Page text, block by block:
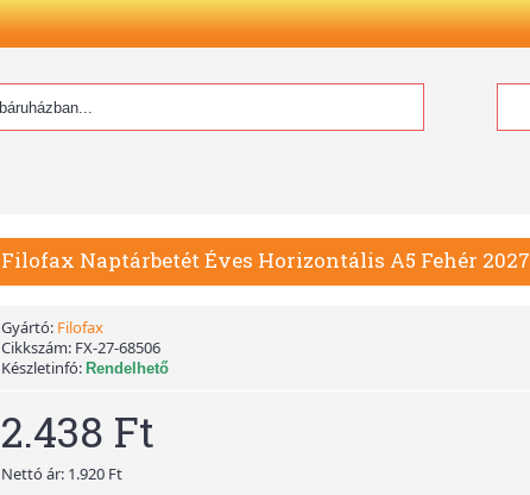
Filofax Naptárbetét Éves Horizontális A5 Fehér 2027
Gyártó: Filofax
Cikkszám: FX-27-68506
Készletinfó: Rendelhető
2.438 Ft
Nettó ár: 1.920 Ft